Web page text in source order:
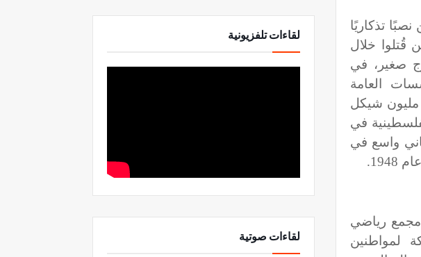
تذكاريًا
قُتلوا خلال
ومدرج صغير، في
العامة
مليون شيكل
في
واسع في
مجمع رياضي
لمواطنين
لقاءات تلفزيونية
لقاءات صوتية